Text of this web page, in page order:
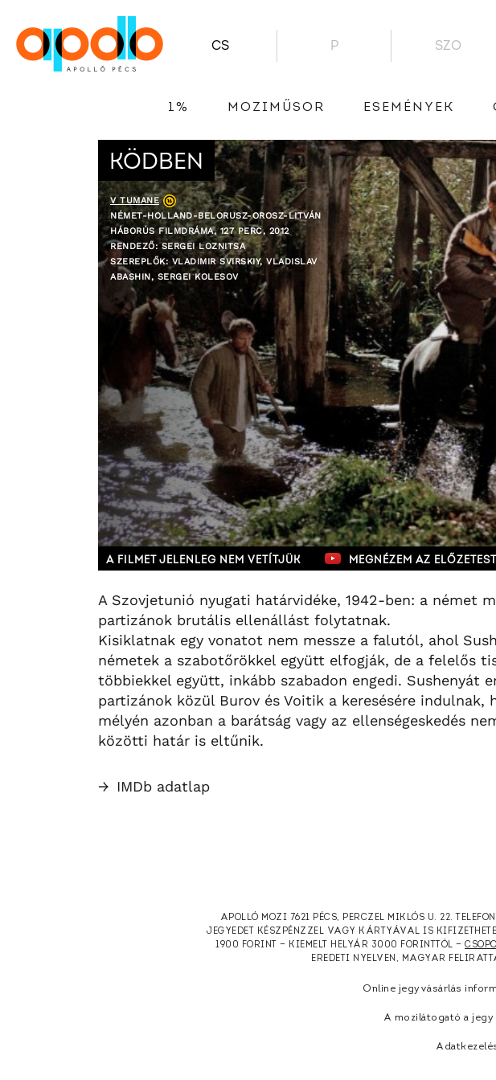
CS P SZO
1% MOZIMŰSOR ESEMÉNYEK
KÖDBEN
V TUMANE
NÉMET-HOLLAND-BELORUSZ-OROSZ-LITVÁN
HÁBORÚS FILMDRÁMA, 127 PERC, 2012
RENDEZŐ: SERGEI LOZNITSA
SZEREPLŐK: VLADIMIR SVIRSKIY, VLADISLAV
ABASHIN, SERGEI KOLESOV
A FILMET JELENLEG NEM VETÍTJÜK MEGNÉZEM AZ ELŐZETEST
A Szovjetunió nyugati határvidéke, 1942-ben: a német
partizánok brutális ellenállást folytatnak.
Kisiklatnak egy vonatot nem messze a falutól, ahol
németek a szabotőrökkel együtt elfogják, de a felelős
többiekkel együtt, inkább szabadon engedi. Sushenyát
partizánok közül Burov és Voitik a keresésére indulnak,
mélyén azonban a barátság vagy az ellenségeskedés
közötti határ is eltűnik.
→ IMDb adatlap
APOLLÓ MOZI 7621 PÉCS, PERCZEL MIKLÓS U. 22.
JEGYEDET KÉSZPÉNZZEL VAGY KÁRTYÁVAL IS
1900 FORINT — KIEMELT HELYÁR 3000 FORINTTÓL —
EREDETI NYELVEN, MAGYAR
Online jegyvásárlás
A mozilátogató a jegy